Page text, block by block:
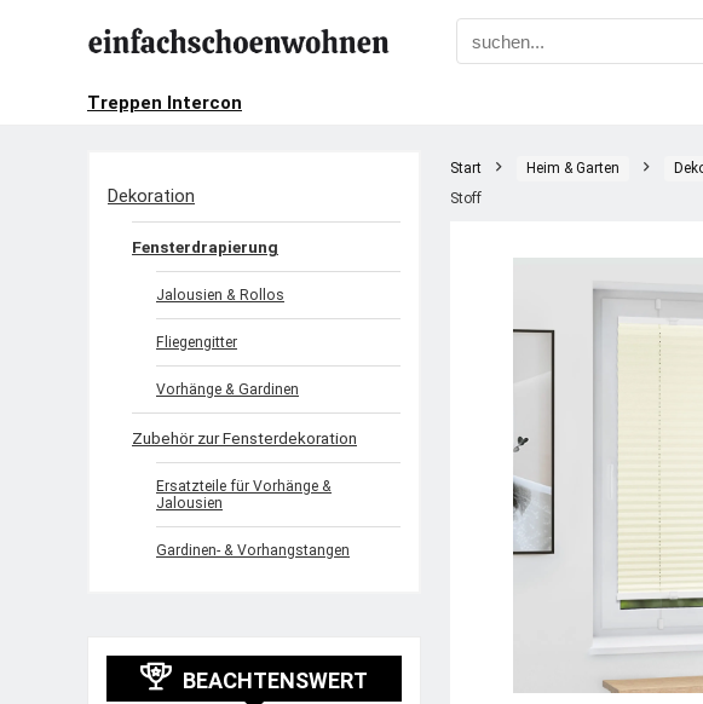
Treppen Intercon
Start Heim & Garten
Stoff
Dekoration
Fensterdrapierung
Jalousien & Rollos
Fliegengitter
Vorhänge & Gardinen
Zubehör zur Fensterdekoration
Ersatzteile für Vorhänge &
Jalousien
Gardinen- & Vorhangstangen
BEACHTENSWERT